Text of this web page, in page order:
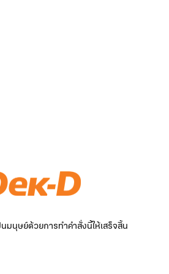
มนุษย์ด้วยการทำคำสั่งนี้ให้เสร็จสิ้น